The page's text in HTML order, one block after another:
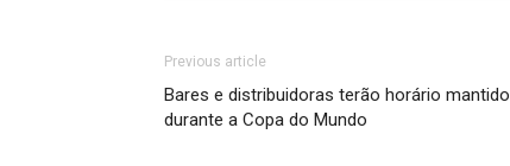
Previous article
Bares e distribuidoras terão horário mantido
durante a Copa do Mundo